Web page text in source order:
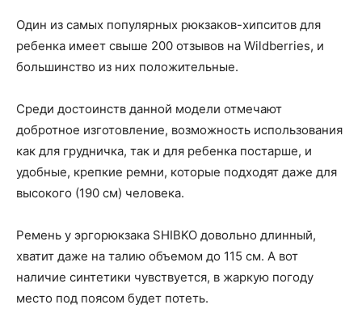
Один из самых популярных рюкзаков-хипситов для
ребенка имеет свыше 200 отзывов на Wildberries, и
большинство из них положительные.
Среди достоинств данной модели отмечают
добротное изготовление, возможность использования
как для грудничка, так и для ребенка постарше, и
удобные, крепкие ремни, которые подходят даже для
высокого (190 см) человека.
Ремень у эргорюкзака SHIBKO довольно длинный,
хватит даже на талию объемом до 115 см. А вот
наличие синтетики чувствуется, в жаркую погоду
место под поясом будет потеть.